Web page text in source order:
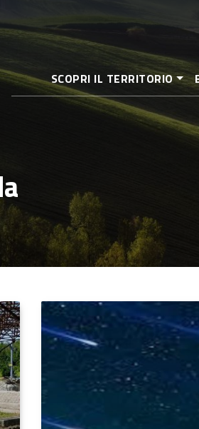
al
SCOPRI IL TERRITORIO